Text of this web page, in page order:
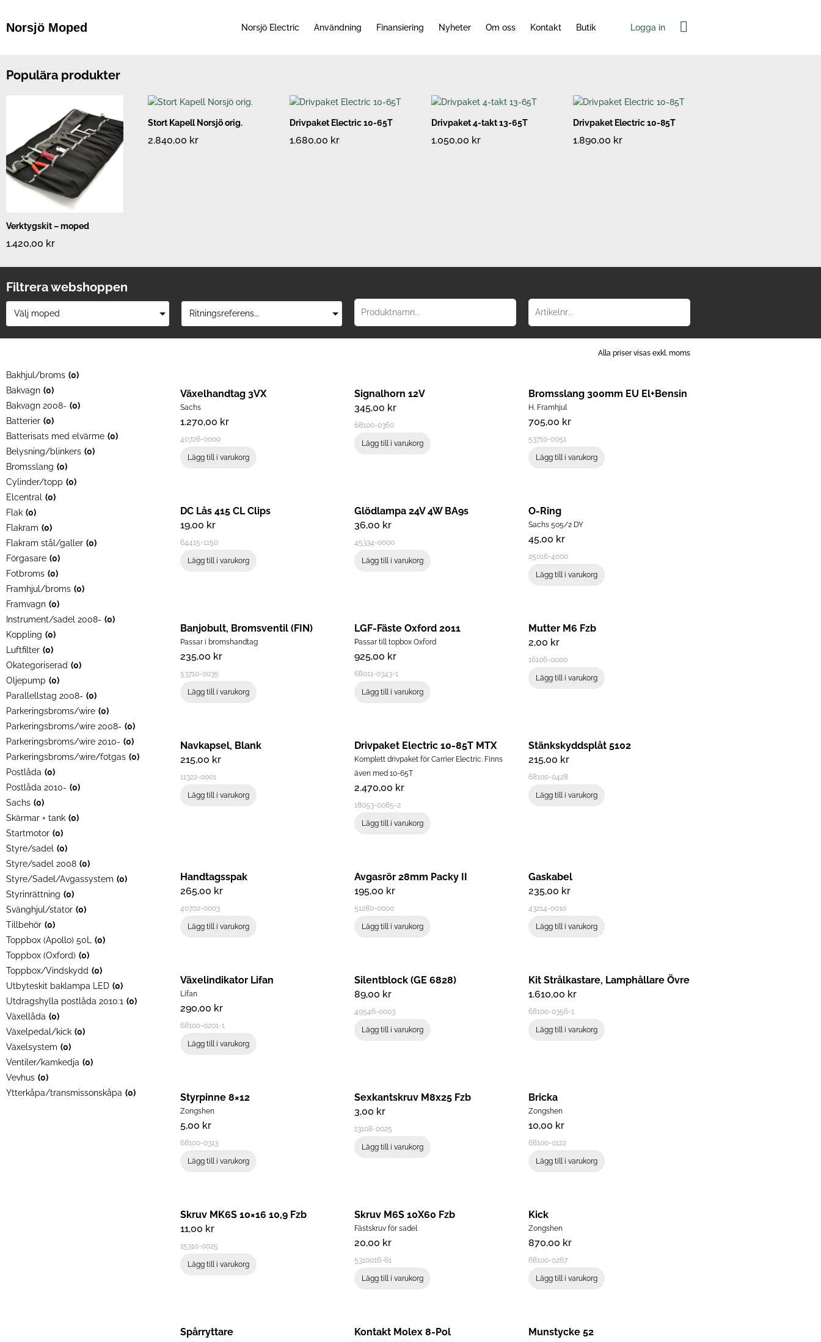
innehåll
Norsjö Moped Norsjö Electric Användning Finansiering Nyheter Om oss Kontakt Butik Logga in Varukorg
Populära produkter
Verktygskit – moped
1.420,00 kr
Stort Kapell Norsjö orig.
2.840,00 kr
Drivpaket Electric 10-65T
1.680,00 kr
Drivpaket 4-takt 13-65T
1.050,00 kr
Drivpaket Electric 10-85T
1.890,00 kr
Filtrera webshoppen
Välj moped Ritningsreferens...
Bakhjul/broms (0)
Bakvagn (0)
Bakvagn 2008- (0)
Batterier (0)
Batterisats med elvärme (0)
Belysning/blinkers (0)
Bromsslang (0)
Cylinder/topp (0)
Elcentral
(0)
Flak (0)
Flakram (0)
Flakram stål/galler (0)
Förgasare (0)
Fotbroms (0)
Framhjul/broms (0)
Framvagn (0)
Instrument/sadel 2008- (0)
Koppling (0)
Luftfilter (0)
Okategoriserad (0)
Oljepump (0)
Parallellstag 2008- (0)
Parkeringsbroms/wire (0)
Parkeringsbroms/wire 2008- (0)
Parkeringsbroms/wire 2010- (0)
Parkeringsbroms/wire/fotgas (0)
Postlåda (0)
Postlåda 2010- (0)
Sachs (0)
Skärmar + tank (0)
Startmotor (0)
Styre/sadel (0)
Styre/sadel 2008 (0)
Styre/Sadel/Avgassystem (0)
Styrinrättning (0)
Svänghjul/stator (0)
Tillbehör (0)
Toppbox (Apollo) 50L
(0)
Toppbox (Oxford) (0)
Toppbox/Vindskydd (0)
Utbyteskit baklampa LED (0)
Utdragshylla postlåda 2010:1 (0)
Växellåda (0)
Växelpedal/kick (0)
Växelsystem (0)
Ventiler/kamkedja (0)
Vevhus (0)
Ytterkåpa/transmissonskåpa (0)
Alla priser visas exkl. moms
40726-0000
Växelhandtag 3VX
1.270,00 kr
Sachs
Lägg till i varukorg
68100-0360
Signalhorn 12V
345,00 kr
Lägg till i varukorg 53710-0051
Bromsslang 300mm EU El+Bensin
705,00 kr
H. Framhjul
Lägg till i varukorg
64415-1150
DC Lås 415 CL Clips
19,00 kr
Lägg till i varukorg
45334-0000
Glödlampa 24V 4W BA9s
36,00 kr
Lägg till i varukorg 25016-4000
O-Ring
45,00 kr
Sachs 505/2 DY
Lägg till i varukorg
53710-0035
Banjobult, Bromsventil (FIN)
235,00 kr
Passar i bromshandtag
Lägg till i varukorg
68011-0343-1
LGF-Fäste Oxford 2011
925,00 kr
Passar till topbox Oxford
Lägg till i varukorg
16106-0000
Mutter M6 Fzb
2,00 kr
Lägg till i varukorg
11322-0001
Navkapsel, Blank
215,00 kr
Lägg till i varukorg
18053-0085-2
Drivpaket Electric 10-85T MTX
2.470,00 kr
Komplett drivpaket för Carrier Electric. Finns
även med 10-65T
Lägg till i varukorg
68100-0428
Stänkskyddsplåt 5102
215,00 kr
Lägg till i varukorg
40702-0003
Handtagsspak
265,00 kr
Lägg till i varukorg
51280-0000
Avgasrör 28mm Packy II
195,00 kr
Lägg till i varukorg
43214-0010
Gaskabel
235,00 kr
Lägg till i varukorg
68100-0201-1
Växelindikator Lifan
290,00 kr
Lifan
Lägg till i varukorg
49546-0003
Silentblock (GE 6828)
89,00 kr
Lägg till i varukorg
68100-0356-1
Kit Strålkastare, Lamphållare Övre
1.610,00 kr
Lägg till i varukorg
68100-0313
Styrpinne 8×12
5,00 kr
Zongshen
Lägg till i varukorg
13108-0025
Sexkantskruv M8x25 Fzb
3,00 kr
Lägg till i varukorg 68100-0122
Bricka
10,00 kr
Zongshen
Lägg till i varukorg
15310-0025
Skruv MK6S 10×16 10,9 Fzb
11,00 kr
Lägg till i varukorg 5310016-61
Skruv M6S 10X60 Fzb
20,00 kr
Fästskruv för sadel
Lägg till i varukorg
68100-0267
Kick
870,00 kr
Zongshen
Lägg till i varukorg
Spårryttare Kontakt Molex 8-Pol Munstycke 52